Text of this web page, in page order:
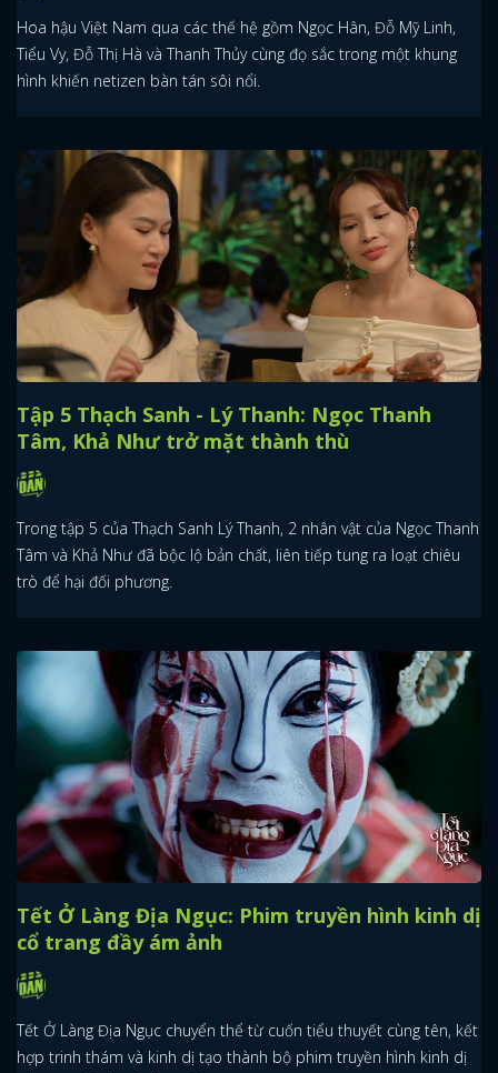
Hoa hậu Việt Nam qua các thế hệ gồm Ngọc Hân, Đỗ Mỹ Linh,
Tiểu Vy, Đỗ Thị Hà và Thanh Thủy cùng đọ sắc trong một khung
hình khiến netizen bàn tán sôi nổi.
Tập 5 Thạch Sanh - Lý Thanh: Ngọc Thanh
Tâm, Khả Như trở mặt thành thù
Trong tập 5 của Thạch Sanh Lý Thanh, 2 nhân vật của Ngọc Thanh
Tâm và Khả Như đã bộc lộ bản chất, liên tiếp tung ra loạt chiêu
trò để hại đối phương.
Tết Ở Làng Địa Ngục: Phim truyền hình kinh dị
cổ trang đầy ám ảnh
Tết Ở Làng Địa Ngục chuyển thể từ cuốn tiểu thuyết cùng tên, kết
hợp trinh thám và kinh dị tạo thành bộ phim truyền hình kinh dị